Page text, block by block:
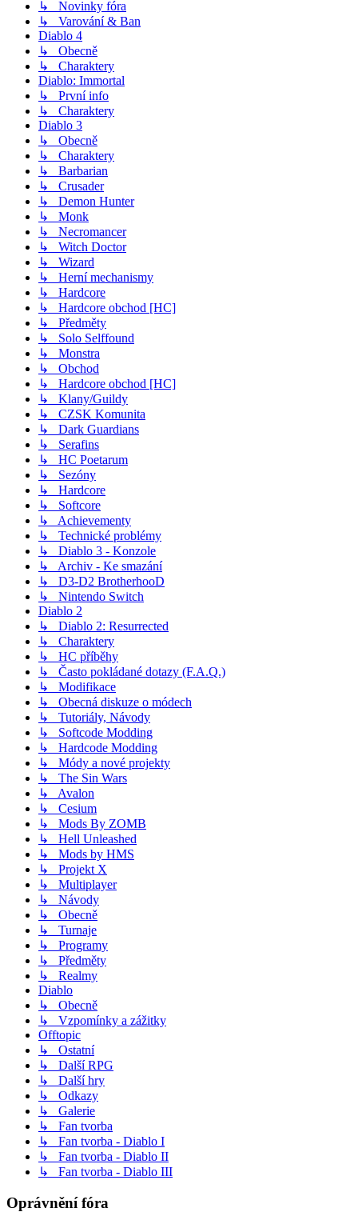
↳ Novinky fóra
↳ Varování & Ban
Diablo 4
↳ Obecně
↳ Charaktery
Diablo: Immortal
↳ První info
↳ Charaktery
Diablo 3
↳ Obecně
↳ Charaktery
↳ Barbarian
↳ Crusader
↳ Demon Hunter
↳ Monk
↳ Necromancer
↳ Witch Doctor
↳ Wizard
↳ Herní mechanismy
↳ Hardcore
↳ Hardcore obchod [HC]
↳ Předměty
↳ Solo Selffound
↳ Monstra
↳ Obchod
↳ Hardcore obchod [HC]
↳ Klany/Guildy
↳ CZSK Komunita
↳ Dark Guardians
↳ Serafins
↳ HC Poetarum
↳ Sezóny
↳ Hardcore
↳ Softcore
↳ Achievementy
↳ Technické problémy
↳ Diablo 3 - Konzole
↳ Archiv - Ke smazání
↳ D3-D2 BrotherhooD
↳ Nintendo Switch
Diablo 2
↳ Diablo 2: Resurrected
↳ Charaktery
↳ HC příběhy
↳ Často pokládané dotazy (F.A.Q.)
↳ Modifikace
↳ Obecná diskuze o módech
↳ Tutoriály, Návody
↳ Softcode Modding
↳ Hardcode Modding
↳ Módy a nové projekty
↳ The Sin Wars
↳ Avalon
↳ Cesium
↳ Mods By ZOMB
↳ Hell Unleashed
↳ Mods by HMS
↳ Projekt X
↳ Multiplayer
↳ Návody
↳ Obecně
↳ Turnaje
↳ Programy
↳ Předměty
↳ Realmy
Diablo
↳ Obecně
↳ Vzpomínky a zážitky
Offtopic
↳ Ostatní
↳ Další RPG
↳ Další hry
↳ Odkazy
↳ Galerie
↳ Fan tvorba
↳ Fan tvorba - Diablo I
↳ Fan tvorba - Diablo II
↳ Fan tvorba - Diablo III
Oprávnění fóra